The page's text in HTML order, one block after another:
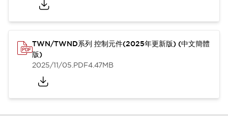
TWN/TWND系列 控制元件(2025年更新版) (中文簡體
版)
2025/11/05.PDF4.47MB